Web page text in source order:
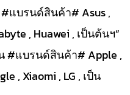
แบรนด์สินค้า# Asus ,
, Huawei , เป็นต้นฯ”
#แบรนด์สินค้า# Apple ,
, Xiaomi , LG , เป็น